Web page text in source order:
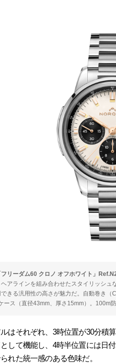
フリーダム60 クロノ オフホワイト」
アラインを組み合わせたスタイリッシ
きる汎用性の高さが魅力だ。自動巻き
ース（直径43mm、厚さ15mm）。100m
はそれぞれ、3時位置が30分積
して機能し、4時半位置には日
れた統一感のある色味だ。